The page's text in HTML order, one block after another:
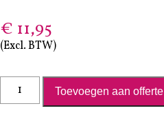
€ 11,95
(Excl. BTW)
Stoel Palm met armleuning aantal
Toevoegen aan offerte